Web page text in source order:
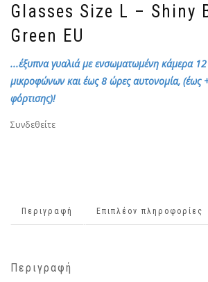
Glasses Size L – Shiny
Green EU
...έξυπνα γυαλιά με ενσωματωμένη κάμερα
μικροφώνων και έως 8 ώρες αυτονομία, (έως
φόρτισης)!
Συνδεθείτε
Περιγραφή Επιπλέον πληροφορίες
Περιγραφή